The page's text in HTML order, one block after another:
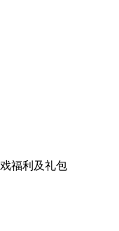
福利 及礼包